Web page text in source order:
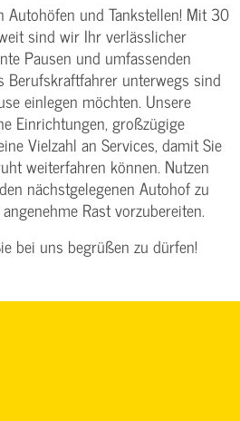
und Tankstellen! Mit 30
sind wir Ihr verlässlicher
Pausen und umfassenden
Berufskraftfahrer unterwegs sind
einlegen möchten. Unsere
Einrichtungen, großzügige
Vielzahl an Services, damit Sie
weiterfahren können. Nutzen
nächstgelegenen Autohof zu
Rast vorzubereiten.
bei uns begrüßen zu dürfen!